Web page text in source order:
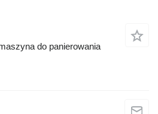
do panierowania